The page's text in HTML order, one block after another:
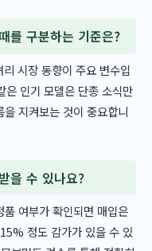
를 구분하는 기준은?
시장 동향이 주요 변수입
인기 모델은 단종 소식만
지켜보는 것이 중요합니
을 수 있나요?
여부가 확인되면 매입은
정도 감가가 있을 수 있